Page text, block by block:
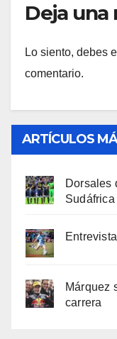
Deja una
Lo siento, debes
comentario.
ARTÍCULOS
Dorsales
Márquez
carrera